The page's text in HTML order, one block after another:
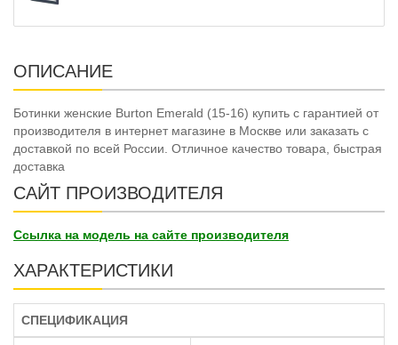
ОПИСАНИЕ
Ботинки женские Burton Emerald (15-16) купить с гарантией от
производителя в интернет магазине в Москве или заказать с
доставкой по всей России. Отличное качество товара, быстрая
доставка
САЙТ ПРОИЗВОДИТЕЛЯ
Ссылка на модель на сайте производителя
ХАРАКТЕРИСТИКИ
СПЕЦИФИКАЦИЯ